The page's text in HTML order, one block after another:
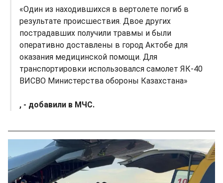
«Один из находившихся в вертолете погиб в
результате происшествия. Двое других
пострадавших получили травмы и были
оперативно доставлены в город Актобе для
оказания медицинской помощи. Для
транспортировки использовался самолет ЯК-40
ВИСВО Министерства обороны Казахстана»
, - добавили в МЧС.